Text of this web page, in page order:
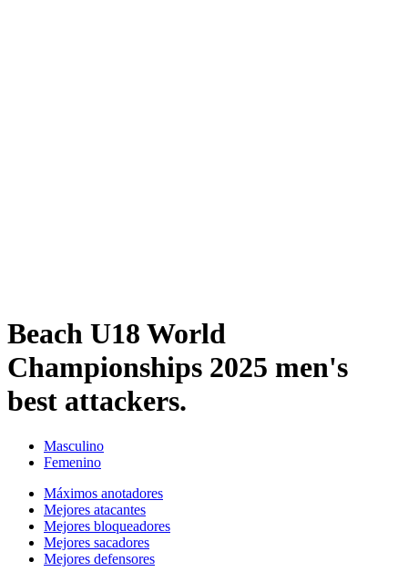
Beach U18 World
Championships 2025 men's
best attackers.
Masculino
Femenino
Máximos anotadores
Mejores atacantes
Mejores bloqueadores
Mejores sacadores
Mejores defensores